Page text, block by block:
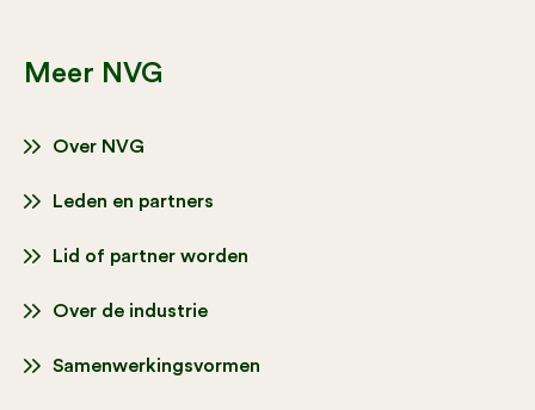
Meer NVG
Over NVG
Leden en partners
Lid of partner worden
Over de industrie
Samenwerkingsvormen